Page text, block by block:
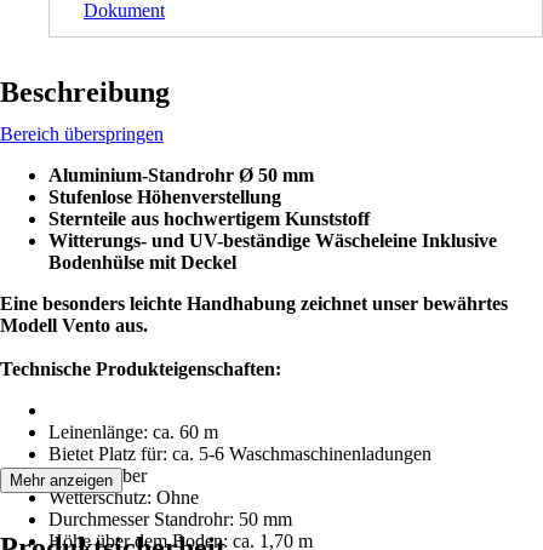
Dokument
Beschreibung
Bereich überspringen
Aluminium-Standrohr Ø 50 mm
Stufenlose Höhenverstellung
Sternteile aus hochwertigem Kunststoff
Witterungs- und UV-beständige Wäscheleine Inklusive
Bodenhülse mit Deckel
Eine besonders leichte Handhabung zeichnet unser bewährtes
Modell Vento aus.
Technische Produkteigenschaften:
Leinenlänge: ca. 60 m
Bietet Platz für: ca. 5-6 Waschmaschinenladungen
Farbe: Silber
Wetterschutz: Ohne
Durchmesser Standrohr: 50 mm
Höhe über dem Boden: ca. 1,70 m
Mehr anzeigen